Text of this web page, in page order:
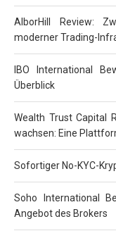
AlborHill Review:
moderner Trading-
IBO International
Überblick
Wealth Trust Capital
wachsen: Eine
Sofortiger No-KYC-
Soho International
Angebot des Brokers